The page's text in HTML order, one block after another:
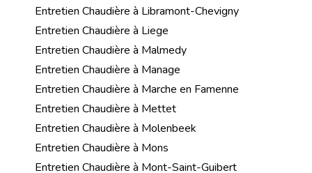
Entretien Chaudière à Libramont-Chevigny
Entretien Chaudière à Liege
Entretien Chaudière à Malmedy
Entretien Chaudière à Manage
Entretien Chaudière à Marche en Famenne
Entretien Chaudière à Mettet
Entretien Chaudière à Molenbeek
Entretien Chaudière à Mons
Entretien Chaudière à Mont-Saint-Guibert